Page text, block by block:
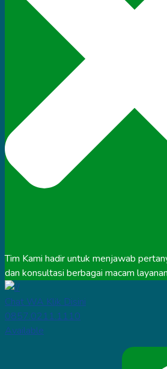
Tim Kami hadir untuk menjawab
dan konsultasi berbagai macam
Chat WA Klik Disini
0857.0211.1110
Available